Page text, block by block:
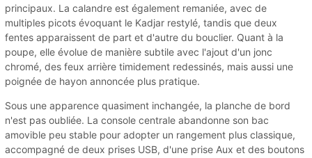
principaux. La calandre est également remaniée, avec de
multiples picots évoquant le Kadjar restylé, tandis que deux
fentes apparaissent de part et d'autre du bouclier. Quant à la
poupe, elle évolue de manière subtile avec l'ajout d'un jonc
chromé, des feux arrière timidement redessinés, mais aussi une
poignée de hayon annoncée plus pratique.
Sous une apparence quasiment inchangée, la planche de bord
n'est pas oubliée. La console centrale abandonne son bac
amovible peu stable pour adopter un rangement plus classique,
accompagné de deux prises USB, d'une prise Aux et des boutons